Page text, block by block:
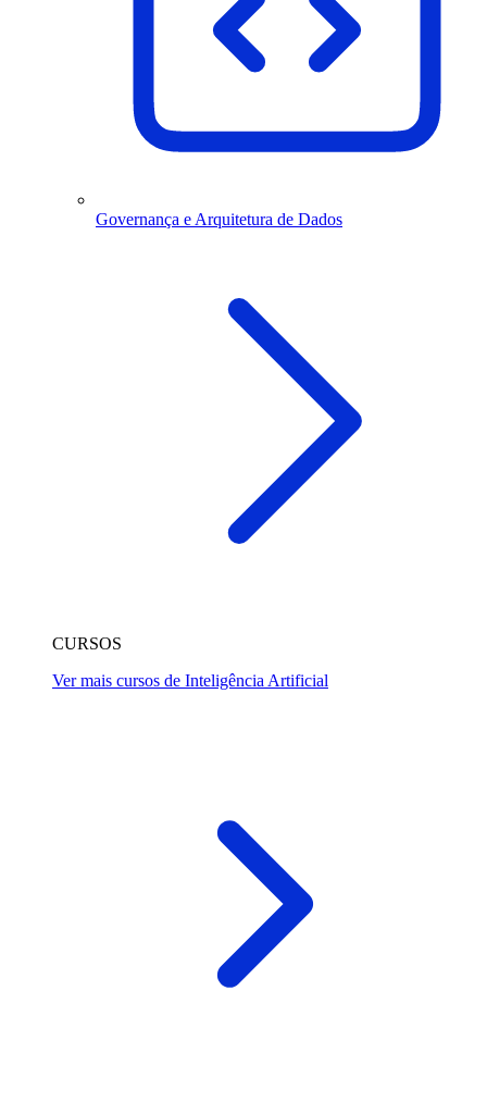
Governança e Arquitetura de Dados
CURSOS
Ver mais cursos de Inteligência Artificial